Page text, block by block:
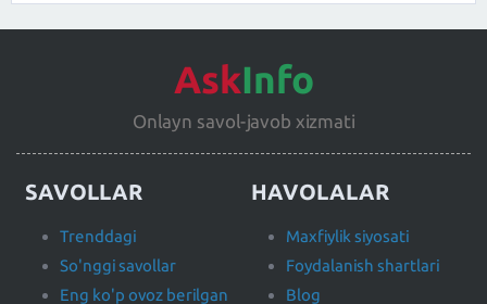
AskInfo
Onlayn savol-javob xizmati
SAVOLLAR
Trenddagi
So'nggi savollar
Eng ko'p ovoz berilgan
HAVOLALAR
Maxfiylik siyosati
Foydalanish shartlari
Blog